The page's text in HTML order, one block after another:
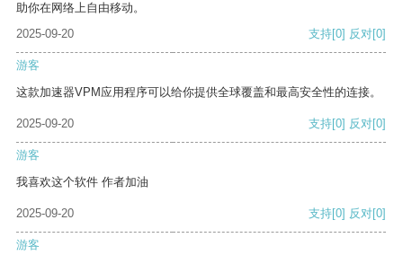
助你在网络上自由移动。
2025-09-20
支持[0] 反对[0]
游客
这款加速器VPM应用程序可以给你提供全球覆盖和最高安全性的连接。
2025-09-20 支持[0] 反对[0]
游客
我喜欢这个软件 作者加油
2025-09-20 支持[0] 反对[0]
游客